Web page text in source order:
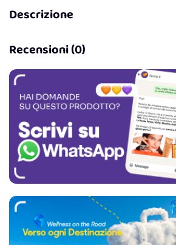
Descrizione
Recensioni (0)